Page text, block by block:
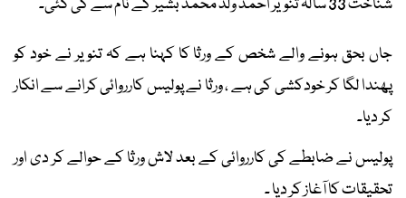
شناخت 33 سالہ تنویر احمد ولد محمد بشیر کے نام سے کی گئی۔
جاں بحق ہونے والے شخص کے ورثا کا کہنا ہے کہ تنویر نے خود کو
پھندا لگا کر خودکشی کی ہے ، ورثا نے پولیس کارروائی کرانے سے انکار
کر دیا۔
پولیس نے ضابطے کی کارروائی کے بعد لاش ورثا کے حوالے کر دی اور
تحقیقات کا آغاز کر دیا ۔